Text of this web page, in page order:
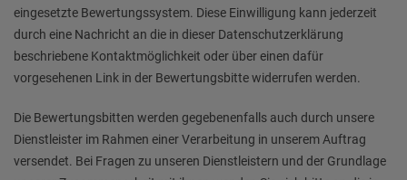
eingesetzte Bewertungssystem. Diese Einwilligung kann jederzeit
durch eine Nachricht an die in dieser Datenschutzerklärung
beschriebene Kontaktmöglichkeit oder über einen dafür
vorgesehenen Link in der Bewertungsbitte widerrufen werden.
Die Bewertungsbitten werden gegebenenfalls auch durch unsere
Dienstleister im Rahmen einer Verarbeitung in unserem Auftrag
versendet. Bei Fragen zu unseren Dienstleistern und der Grundlage